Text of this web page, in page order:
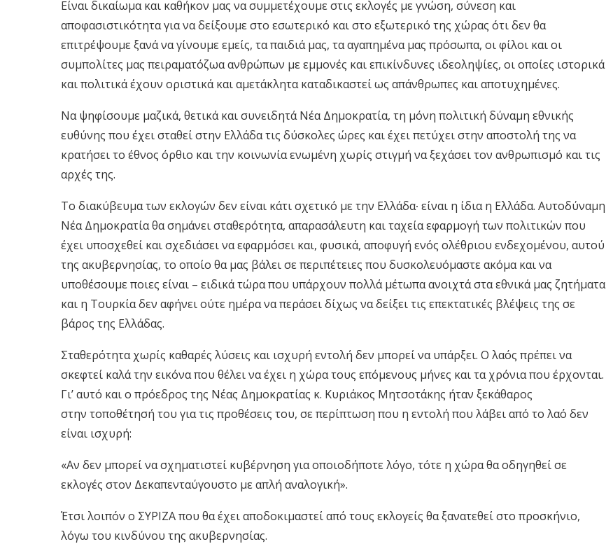
Είναι δικαίωμα και καθήκον μας να συμμετέχουμε στις εκλογές με γνώση, σύνεση και
αποφασιστικότητα για να δείξουμε στο εσωτερικό και στο εξωτερικό της χώρας ότι δεν θα
επιτρέψουμε ξανά να γίνουμε εμείς, τα παιδιά μας, τα αγαπημένα μας πρόσωπα, οι φίλοι και οι
συμπολίτες μας πειραματόζωα ανθρώπων με εμμονές και επικίνδυνες ιδεοληψίες, οι οποίες ιστορικά
και πολιτικά έχουν οριστικά και αμετάκλητα καταδικαστεί ως απάνθρωπες και αποτυχημένες.
Να ψηφίσουμε μαζικά, θετικά και συνειδητά Νέα Δημοκρατία, τη μόνη πολιτική δύναμη εθνικής
ευθύνης που έχει σταθεί στην Ελλάδα τις δύσκολες ώρες και έχει πετύχει στην αποστολή της να
κρατήσει το έθνος όρθιο και την κοινωνία ενωμένη χωρίς στιγμή να ξεχάσει τον ανθρωπισμό και τις
αρχές της.
Το διακύβευματων εκλογών δεν είναι κάτι σχετικό με την Ελλάδα∙ είναι η ίδια η Ελλάδα. Αυτοδύναμη
Νέα Δημοκρατία θα σημάνει σταθερότητα, απαρασάλευτη και ταχεία εφαρμογή των πολιτικών που
έχει υποσχεθεί και σχεδιάσει να εφαρμόσει και, φυσικά, αποφυγή ενός ολέθριου ενδεχομένου, αυτού
της ακυβερνησίας, το οποίο θα μας βάλει σε περιπέτειες που δυσκολευόμαστε ακόμα και να
υποθέσουμε ποιες είναι – ειδικά τώρα που υπάρχουν πολλά μέτωπα ανοιχτά στα εθνικά μας ζητήματα
και η Τουρκία δεν αφήνει ούτε ημέρα να περάσει δίχως να δείξει τις επεκτατικές βλέψεις της σε
βάρος της Ελλάδας.
Σταθερότητα χωρίς καθαρές λύσεις και ισχυρή εντολή δεν μπορεί να υπάρξει. Ο λαός πρέπει να
σκεφτεί καλά την εικόνα που θέλει να έχει η χώρα τους επόμενους μήνες και τα χρόνια που έρχονται.
Γι’ αυτό και ο πρόεδρος της Νέας Δημοκρατίας κ. Κυριάκος Μητσοτάκης ήταν ξεκάθαρος
στην τοποθέτησή του για τις προθέσεις του, σε περίπτωση που η εντολή που λάβει από το λαό δεν
είναι ισχυρή:
«Αν δεν μπορεί να σχηματιστεί κυβέρνηση για οποιοδήποτε λόγο, τότε η χώρα θα οδηγηθεί σε
εκλογές στον Δεκαπενταύγουστο με απλή αναλογική».
Έτσι λοιπόν ο ΣΥΡΙΖΑ που θα έχει αποδοκιμαστεί από τους εκλογείς θαξανατεθείστο προσκήνιο,
λόγω του κινδύνου της ακυβερνησίας.